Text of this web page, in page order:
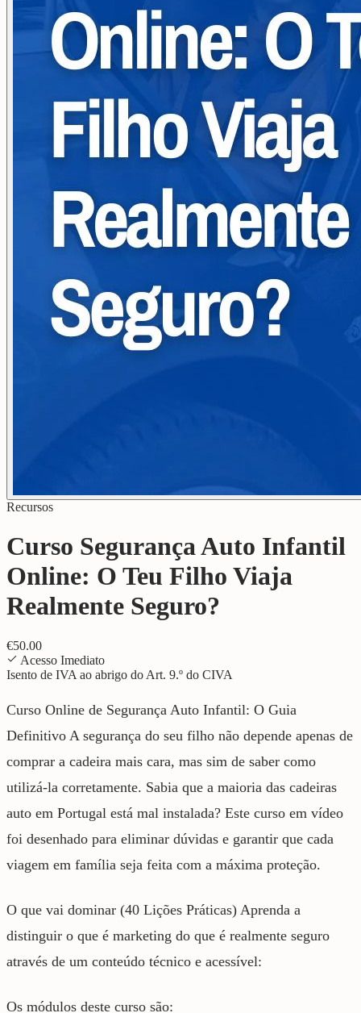
Recursos
Curso Segurança Auto Infantil
Online: O Teu Filho Viaja
Realmente Seguro?
€50.00
Acesso Imediato
Isento de IVA ao abrigo do Art. 9.º do CIVA
Curso Online de Segurança Auto Infantil: O Guia
Definitivo A segurança do seu filho não depende apenas de
comprar a cadeira mais cara, mas sim de saber como
utilizá-la corretamente. Sabia que a maioria das cadeiras
auto em Portugal está mal instalada? Este curso em vídeo
foi desenhado para eliminar dúvidas e garantir que cada
viagem em família seja feita com a máxima proteção.
O que vai dominar (40 Lições Práticas) Aprenda a
distinguir o que é marketing do que é realmente seguro
através de um conteúdo técnico e acessível:
Os módulos deste curso são: